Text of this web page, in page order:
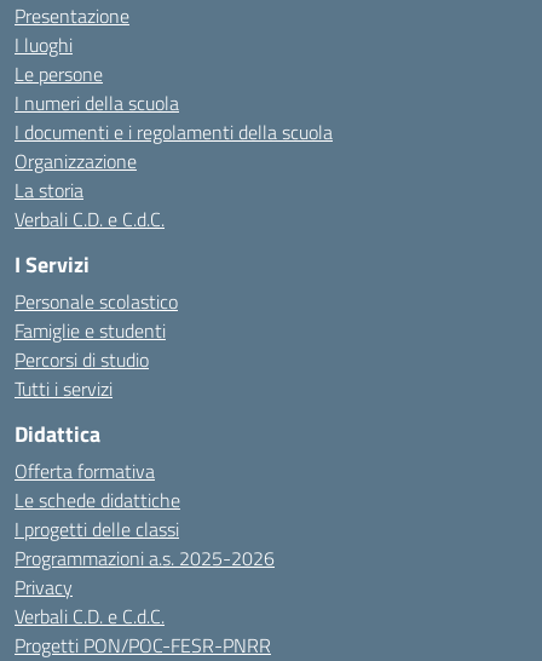
Presentazione
I luoghi
Le persone
I numeri della scuola
I documenti e i regolamenti della scuola
Organizzazione
La storia
Verbali C.D. e C.d.C.
I Servizi
Personale scolastico
Famiglie e studenti
Percorsi di studio
Tutti i servizi
Didattica
Offerta formativa
Le schede didattiche
I progetti delle classi
Programmazioni a.s. 2025-2026
Privacy
Verbali C.D. e C.d.C.
Progetti PON/POC-FESR-PNRR